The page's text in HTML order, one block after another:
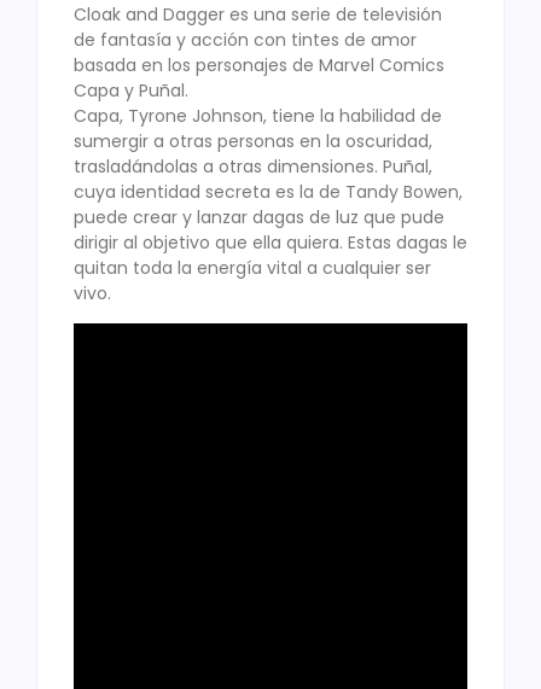
Cloak and Dagger es una serie de televisión
de fantasía y acción con tintes de amor
basada en los personajes de Marvel Comics
Capa y Puñal.
Capa, Tyrone Johnson, tiene la habilidad de
sumergir a otras personas en la oscuridad,
trasladándolas a otras dimensiones. Puñal,
cuya identidad secreta es la de Tandy Bowen,
puede crear y lanzar dagas de luz que pude
dirigir al objetivo que ella quiera. Estas dagas le
quitan toda la energía vital a cualquier ser
vivo.